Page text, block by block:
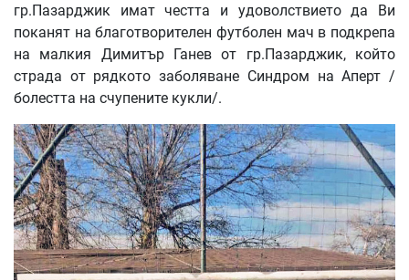
гр.Пазарджик имат честта и удоволствието да Ви
поканят на благотворителен футболен мач в подкрепа
на малкия Димитър Ганев от гр.Пазарджик, който
страда от рядкото заболяване Синдром на Аперт /
болестта на счупените кукли/.